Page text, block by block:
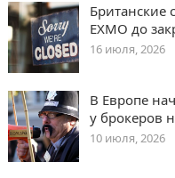
Британские
EXMO до
16 июля, 2026
В Европе
у брокеров
10 июля, 2026